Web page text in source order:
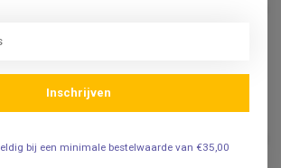
LED
Inschrijven
bij een minimale bestelwaarde van €35,00